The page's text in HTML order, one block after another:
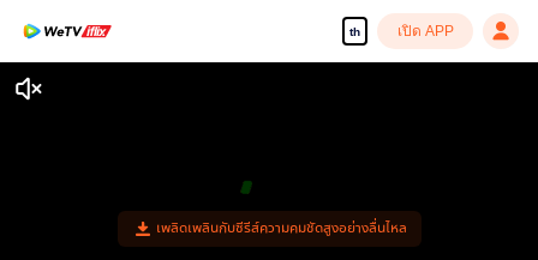
th เปิด APP
เพลิดเพลินกับซีรีส์ความคมชัดสูงอย่างลื่นไหล